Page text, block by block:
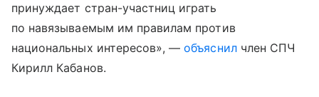
принуждает стран-участниц играть
по навязываемым им правилам против
национальных интересов», —объяснилчлен СПЧ
Кирилл Кабанов.